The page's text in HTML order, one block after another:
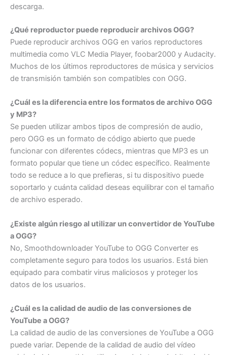
descarga.
¿Qué reproductor puede reproducir archivos OGG?
Puede reproducir archivos OGG en varios reproductores
multimedia como VLC Media Player, foobar2000 y Audacity.
Muchos de los últimos reproductores de música y servicios
de transmisión también son compatibles con OGG.
¿Cuál es la diferencia entre los formatos de archivo OGG
y MP3?
Se pueden utilizar ambos tipos de compresión de audio,
pero OGG es un formato de código abierto que puede
funcionar con diferentes códecs, mientras que MP3 es un
formato popular que tiene un códec específico. Realmente
todo se reduce a lo que prefieras, si tu dispositivo puede
soportarlo y cuánta calidad deseas equilibrar con el tamaño
de archivo esperado.
¿Existe algún riesgo al utilizar un convertidor de YouTube
a OGG?
No, Smoothdownloader YouTube to OGG Converter es
completamente seguro para todos los usuarios. Está bien
equipado para combatir virus maliciosos y proteger los
datos de los usuarios.
¿Cuál es la calidad de audio de las conversiones de
YouTube a OGG?
La calidad de audio de las conversiones de YouTube a OGG
puede variar. Depende de la calidad de audio del vídeo